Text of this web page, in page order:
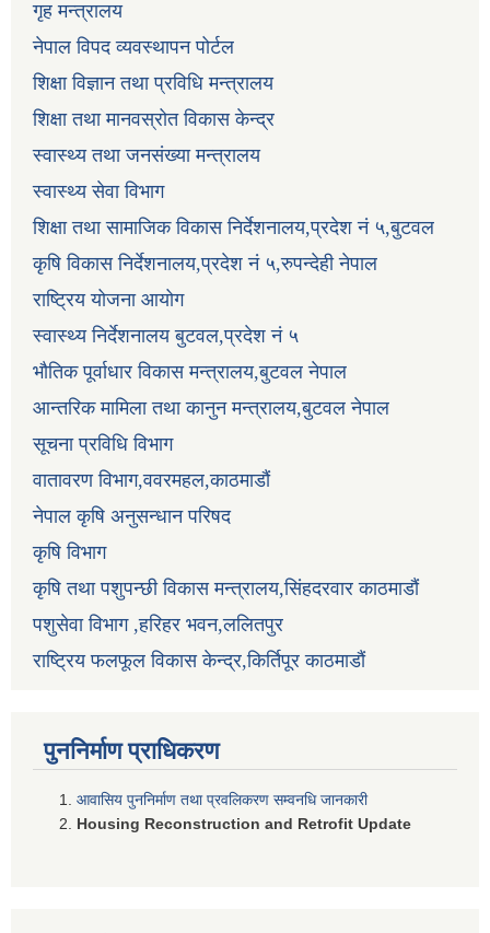
गृह मन्त्रालय
नेपाल विपद व्यवस्थापन पोर्टल
शिक्षा विज्ञान तथा प्रविधि मन्त्रालय
शिक्षा तथा मानवस्रोत विकास केन्द्र
स्वास्थ्य तथा जनसंख्या मन्त्रालय
स्वास्थ्य सेवा विभाग
शिक्षा तथा सामाजिक विकास निर्देशनालय,प्रदेश नं ५,बुटवल
कृषि विकास निर्देशनालय,प्रदेश नं ५,रुपन्देही नेपाल
राष्ट्रिय योजना आयोग
स्वास्थ्य निर्देशनालय बुटवल,प्रदेश नं ५
भौतिक पूर्वाधार विकास मन्त्रालय,बुटवल नेपाल
आन्तरिक मामिला तथा कानुन मन्त्रालय,बुटवल नेपाल
सूचना प्रविधि विभाग
वातावरण विभाग,ववरमहल,काठमाडौं
नेपाल कृषि अनुसन्धान परिषद
कृषि विभाग
कृषि तथा पशुपन्छी विकास मन्त्रालय,सिंहदरवार काठमाडौं
पशुसेवा विभाग ,हरिहर भवन,ललितपुर
राष्ट्रिय फलफूल विकास केन्द्र,किर्तिपूर काठमाडौं
पुननिर्माण प्राधिकरण
आवासिय पुननिर्माण तथा प्रवलिकरण सम्वनधि जानकारी
Housing Reconstruction and Retrofit Update